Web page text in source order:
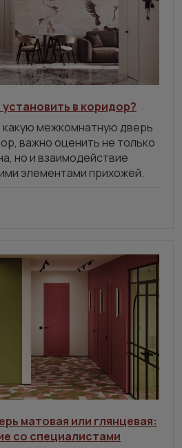
в коридор?
межкомнатную дверь
важно оценить не только
но и взаимодействие
элементами прихожей.
матовая или глянцевая:
со специалистами